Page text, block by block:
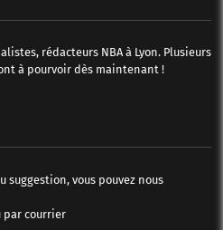
rédacteurs NBA à Lyon. Plusieurs
à pourvoir dès maintenant !
suggestion, vous pouvez nous
par courrier